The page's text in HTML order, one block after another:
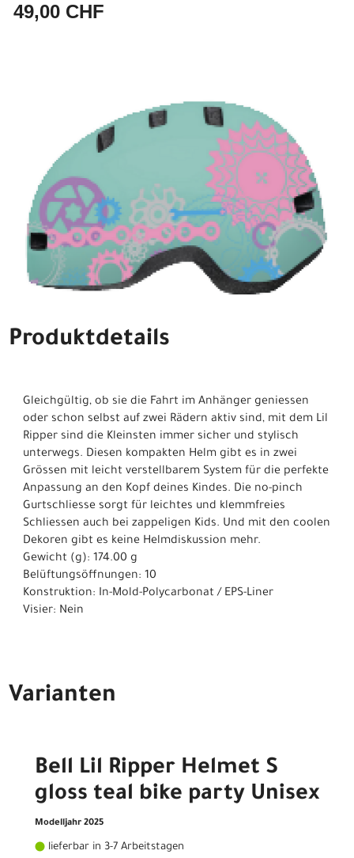
49,00 CHF
Produktdetails
Gleichgültig, ob sie die Fahrt im Anhänger geniessen
oder schon selbst auf zwei Rädern aktiv sind, mit dem Lil
Ripper sind die Kleinsten immer sicher und stylisch
unterwegs. Diesen kompakten Helm gibt es in zwei
Grössen mit leicht verstellbarem System für die perfekte
Anpassung an den Kopf deines Kindes. Die no-pinch
Gurtschliesse sorgt für leichtes und klemmfreies
Schliessen auch bei zappeligen Kids. Und mit den coolen
Dekoren gibt es keine Helmdiskussion mehr.
Gewicht (g): 174.00 g
Belüftungsöffnungen: 10
Konstruktion: In-Mold-Polycarbonat / EPS-Liner
Visier: Nein
Varianten
Bell Lil Ripper Helmet S
gloss teal bike party Unisex
Modelljahr 2025
lieferbar in 3-7 Arbeitstagen